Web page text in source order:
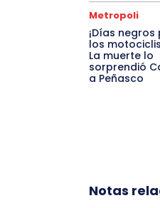
Metropoli
¡Días negros
los
La muerte lo
sorprendió
a Peñasco
Notas